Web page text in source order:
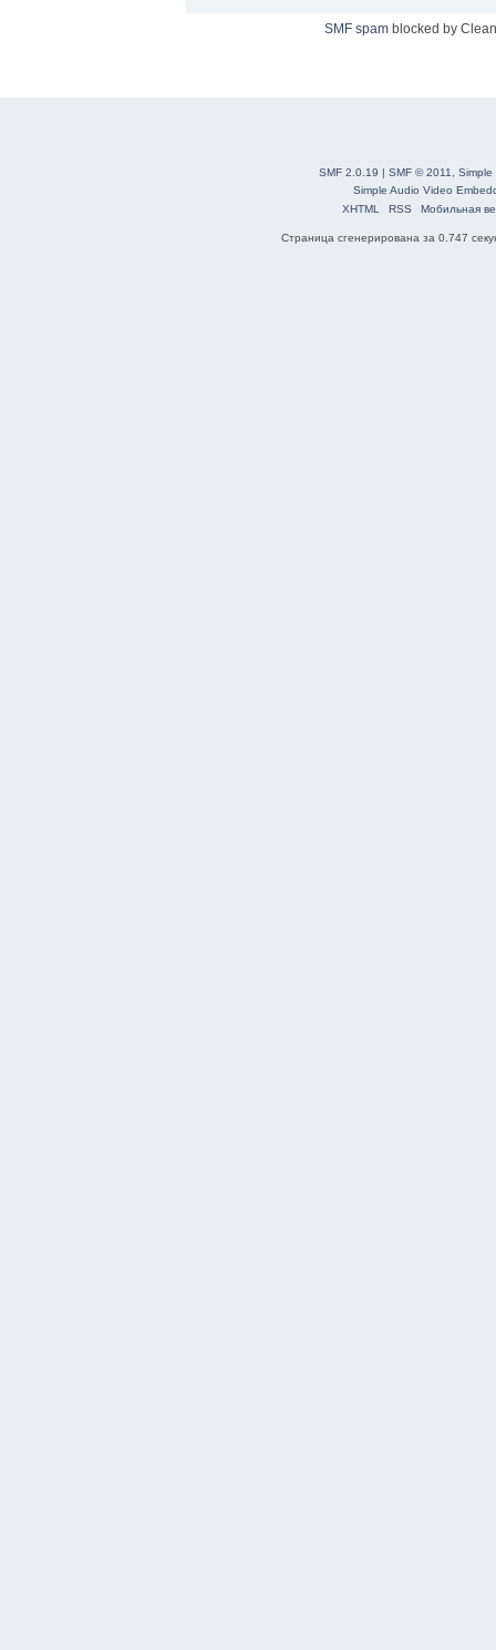
SMF spam blocked by
SMF 2.0.19 | SMF © 2011
Simple
Simple Audio Video
XHTML
RSS Мобильная
Страница сгенерирована за 0.747